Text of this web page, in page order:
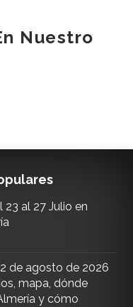
Nuestro
23 al 27 Julio en
de agosto de 2026
mapa, dónde
y cómo